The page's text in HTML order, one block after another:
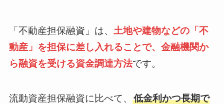
「不動産担保融資」は、 土地や建物などの「不
動産」を担保に差し入れることで、金融機関か
ら融資を受ける資金調達方法です。
流動資産担保融資に比べて、 低金利かつ長期で